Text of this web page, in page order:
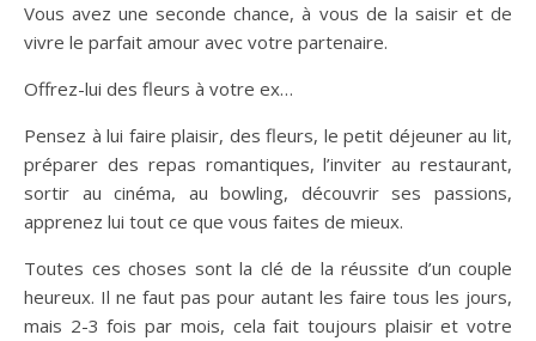
Vous avez une seconde chance, à vous de la saisir et de
vivre le parfait amour avec votre partenaire.
Offrez-lui des fleurs à votre ex…
Pensez à lui faire plaisir, des fleurs, le petit déjeuner au lit,
préparer des repas romantiques, l’inviter au restaurant,
sortir au cinéma, au bowling, découvrir ses passions,
apprenez lui tout ce que vous faites de mieux.
Toutes ces choses sont la clé de la réussite d’un couple
heureux. Il ne faut pas pour autant les faire tous les jours,
mais 2-3 fois par mois, cela fait toujours plaisir et votre